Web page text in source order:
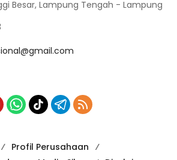
Besar, Lampung Tengah - Lampung
Profil Perusahaan